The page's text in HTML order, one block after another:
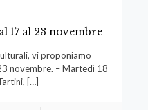
17 al 23 novembre
vi proponiamo
novembre. – Martedì 18
[…]